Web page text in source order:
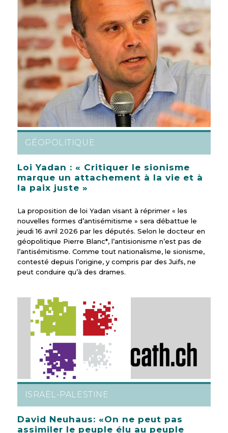
GÉOPOLITIQUE
Loi Yadan : « Critiquer le sionisme
marque un attachement à la vie et à
la paix juste »
La proposition de loi Yadan visant à réprimer « les
nouvelles formes d’antisémitisme » sera débattue le
jeudi 16 avril 2026 par les députés. Selon le docteur en
géopolitique Pierre Blanc*, l’antisionisme n’est pas de
l’antisémitisme. Comme tout nationalisme, le sionisme,
contesté depuis l’origine, y compris par des Juifs, ne
peut conduire qu’à des drames.
ISRAËL-PALESTINE
David Neuhaus: «On ne peut pas
assimiler le peuple élu au peuple